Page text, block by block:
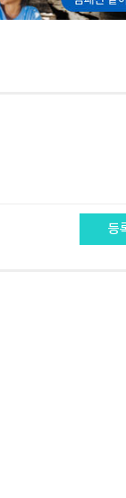
등